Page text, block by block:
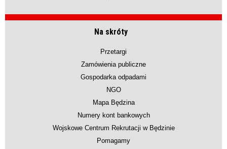
Na skróty
Przetargi
Zamówienia publiczne
Gospodarka odpadami
NGO
Mapa Będzina
Numery kont bankowych
Wojskowe Centrum Rekrutacji w Będzinie
Pomagamy